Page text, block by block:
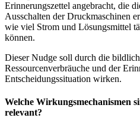
Erinnerungszettel angebracht, die
Ausschalten der Druckmaschinen
wie viel Strom und Lösungsmittel
können.
Dieser Nudge soll durch die
Ressourcenverbräuche und der
Entscheidungssituation wirken.
Welche Wirkungsmechanismen
relevant?